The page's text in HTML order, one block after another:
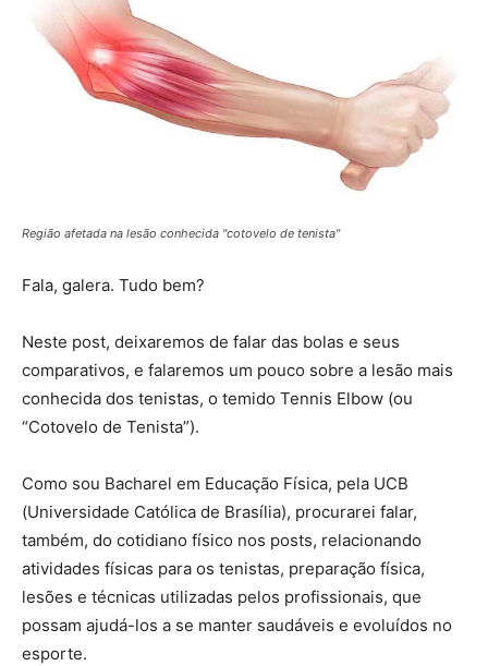
Região afetada na lesão conhecida "cotovelo de tenista"
Fala, galera. Tudo bem?
Neste post, deixaremos de falar das bolas e seus
comparativos, e falaremos um pouco sobre a lesão mais
conhecida dos tenistas, o temido Tennis Elbow (ou
“Cotovelo de Tenista”).
Como sou Bacharel em Educação Física, pela UCB
(Universidade Católica de Brasília), procurarei falar,
também, do cotidiano físico nos posts, relacionando
atividades físicas para os tenistas, preparação física,
lesões e técnicas utilizadas pelos profissionais, que
possam ajudá-los a se manter saudáveis e evoluídos no
esporte.